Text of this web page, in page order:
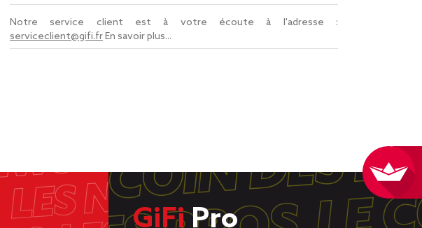
Notre service client est à votre écoute à l'adresse :
serviceclient@gifi.frEn savoir plus...
GiFiPro